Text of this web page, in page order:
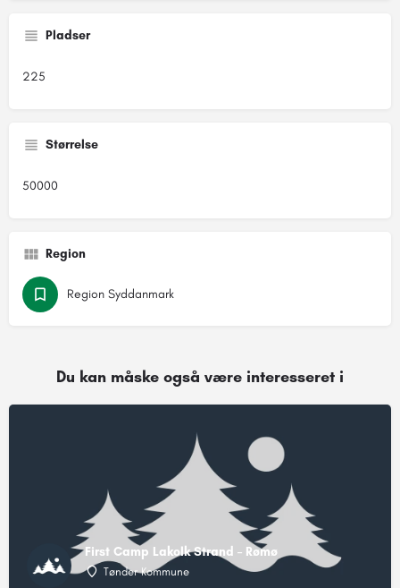
Pladser
225
Størrelse
50000
Region
Region Syddanmark
Du kan måske også være interesseret i
First Camp Lakolk Strand – Rømø
Tønder Kommune